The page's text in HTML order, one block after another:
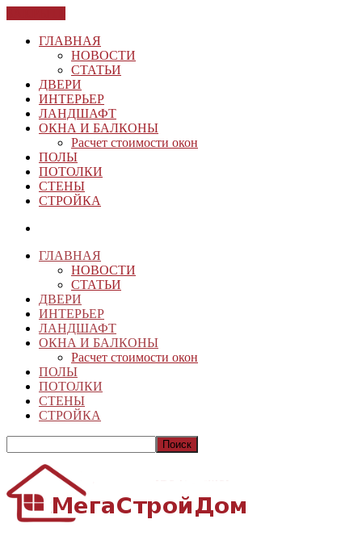
ГЛАВНАЯ
НОВОСТИ
СТАТЬИ
ДВЕРИ
ИНТЕРЬЕР
ЛАНДШАФТ
ОКНА И БАЛКОНЫ
Расчет стоимости окон
ПОЛЫ
ПОТОЛКИ
СТЕНЫ
СТРОЙКА
ГЛАВНАЯ
НОВОСТИ
СТАТЬИ
ДВЕРИ
ИНТЕРЬЕР
ЛАНДШАФТ
ОКНА И БАЛКОНЫ
Расчет стоимости окон
ПОЛЫ
ПОТОЛКИ
СТЕНЫ
СТРОЙКА